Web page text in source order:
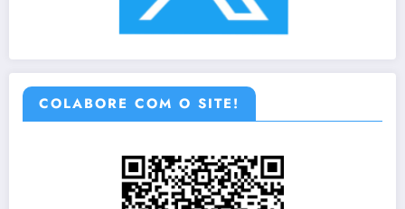
COLABORE COM O SITE!